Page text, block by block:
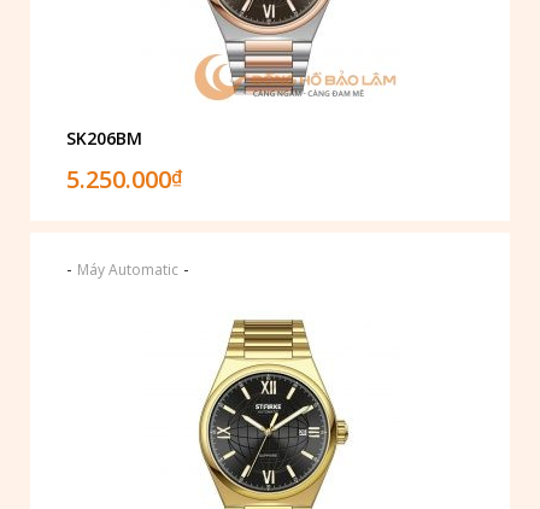
SK206BM
5.250.000₫
- Máy Automatic -